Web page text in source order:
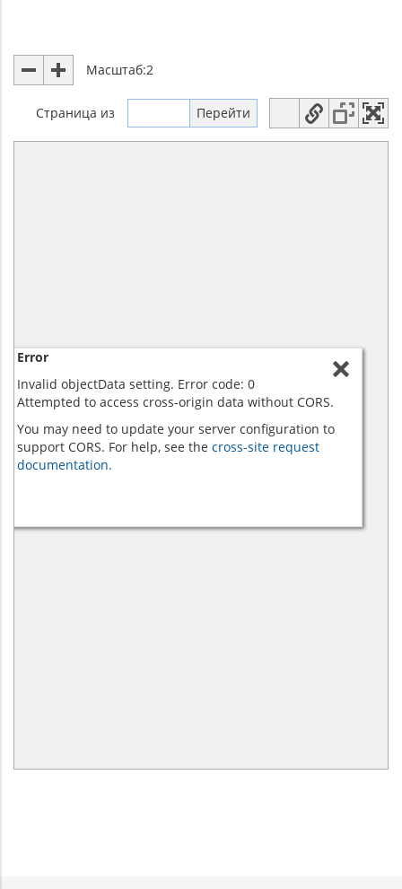
Масштаб:2
Страница из
Error
Invalid objectData setting. Error code: 0
Attempted to access cross-origin data without CORS.
You may need to update your server configuration to
support CORS. For help, see the cross-site request
documentation.